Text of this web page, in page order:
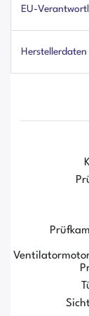
EU-
Herstellerdaten